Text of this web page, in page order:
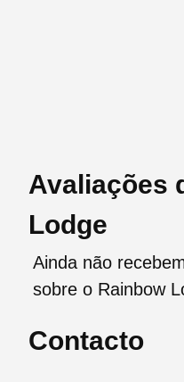
Avaliações
Lodge
Ainda não
sobre o Rainbow
Contacto